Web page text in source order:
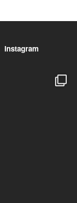
Instagram